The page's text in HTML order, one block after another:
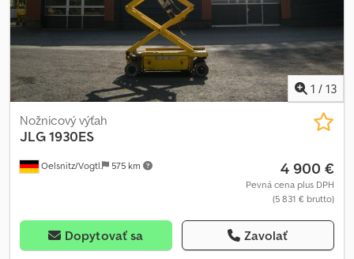
1 / 13
Oelsnitz/Vogtl. 575 km
Nožnicový výťah
JLG1930ES
4 900 €
Pevná cena plus DPH
(5 831 € brutto)
Dopytovať sa Zavolať